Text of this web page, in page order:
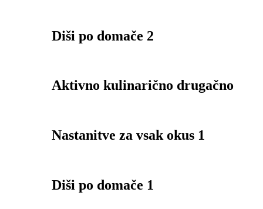
Diši po domače 2
Aktivno kulinarično drugačno
Nastanitve za vsak okus 1
Diši po domače 1